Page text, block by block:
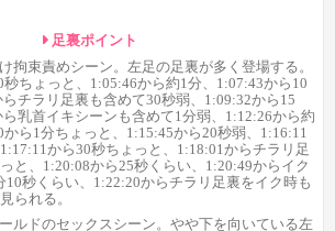
ャ責めでイク最中の足裏があるのも特徴で
足裏ポイント
拘束責めシーン。左足の足裏が多く登場する。
秒ちょっと、1:05:46から約1分、1:07:43から10
チラリ足裏も含めて30秒弱、1:09:32から15
乳首イキシーンも含めて1分弱、1:12:26から約
ら1分ちょっと、1:15:45から20秒弱、1:16:11
から30秒ちょっと、1:18:01からチラリ足
と、1:20:08から25秒くらい、1:20:49からイク
10秒くらい、1:22:20からチラリ足裏をイク時も
られる。
ルドのセックスシーン。やや下を向いている左